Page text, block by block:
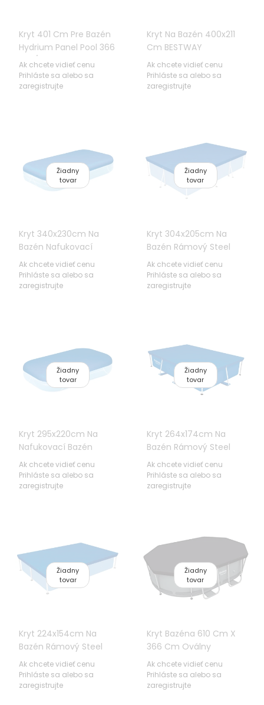
Kryt 401 Cm Pre Bazén
Hydrium Panel Pool 366
Cm/12 FT BESTWAY
Ak chcete vidieť cenu
Prihláste sa alebo sa
zaregistrujte
Kryt Na Bazén 400x211
Cm BESTWAY
Ak chcete vidieť cenu
Prihláste sa alebo sa
zaregistrujte
Žiadny
tovar
Kryt 340x230cm Na
Bazén Nafukovací
305x183x56cm
BESTWAY
Ak chcete vidieť cenu
Prihláste sa alebo sa
zaregistrujte
Žiadny
tovar
Kryt 304x205cm Na
Bazén Rámový Steel
Pro 300x201x66cm
BESTWAY.
Ak chcete vidieť cenu
Prihláste sa alebo sa
zaregistrujte
Žiadny
tovar
Kryt 295x220cm Na
Nafukovací Bazén
262x175x51cm BESTWAY
Ak chcete vidieť cenu
Prihláste sa alebo sa
zaregistrujte
Žiadny
tovar
Kryt 264x174cm Na
Bazén Rámový Steel
Pro 259x170x61cm
BESTWAY
Ak chcete vidieť cenu
Prihláste sa alebo sa
zaregistrujte
Žiadny
tovar
Kryt 224x154cm Na
Bazén Rámový Steel
Pro 221x150x43cm
BESTWAY
Ak chcete vidieť cenu
Prihláste sa alebo sa
zaregistrujte
Žiadny
tovar
Kryt Bazéna 610 Cm X
366 Cm Oválny
BESTWAY
Ak chcete vidieť cenu
Prihláste sa alebo sa
zaregistrujte